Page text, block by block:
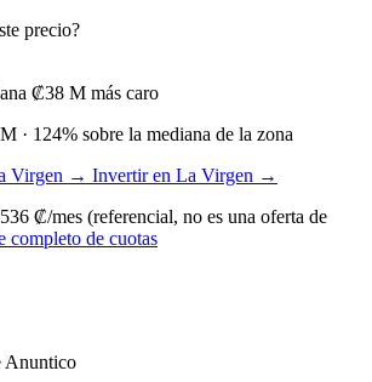
precio?
₡38 M más caro
· 124% sobre la mediana de la zona
Virgen → Invertir en La Virgen →
₡/mes (referencial, no es una oferta de
completo de cuotas
Anuntico